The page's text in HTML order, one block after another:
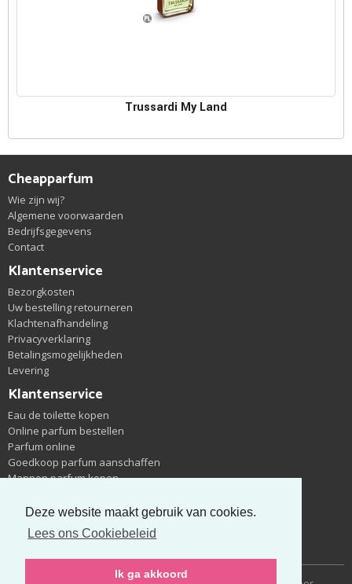
Deze website maakt gebruik van cookies.
Lees ons Cookiebeleid
Ik ga akkoord
Trussardi My Land
Cheapparfum
Wie zijn wij?
Algemene voorwaarden
Bedrijfsgegevens
Contact
Klantenservice
Bezorgkosten
Uw bestelling retourneren
Klachtenafhandeling
Privacyverklaring
Betalingsmogelijkheden
Levering
Klantenservice
Eau de toilette kopen
Online parfum bestellen
Parfum online
Goedkoop parfum aanschaffen
Mannen parfum kopen
Eau de toilette eau de parfum
Groothandel parfum
Nieuwe parfums zoeken